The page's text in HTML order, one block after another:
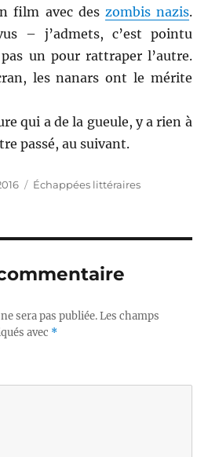
film avec des zombis nazis.
– j’admets, c’est pointu
un pour rattraper l’autre.
les nanars ont le mérite
qui a de la gueule, y a rien à
passé, au suivant.
Catégories
Échappées littéraires
sera pas publiée. Les champs
avec *